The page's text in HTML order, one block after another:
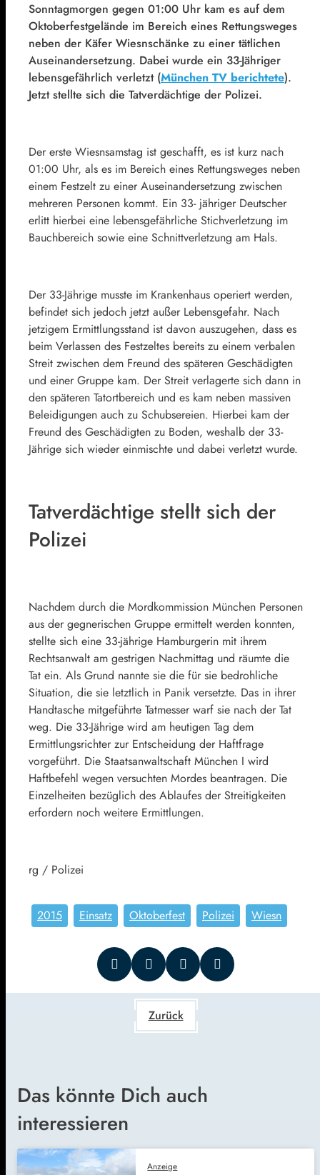
Sonntagmorgen gegen 01:00 Uhr kam es auf dem
Oktoberfestgelände im Bereich eines Rettungsweges
neben der Käfer Wiesnschänke zu einer tätlichen
Auseinandersetzung. Dabei wurde ein 33-Jähriger
lebensgefährlich verletzt (München TV berichtete).
Jetzt stellte sich die Tatverdächtige der Polizei.
Der erste Wiesnsamstag ist geschafft, es ist kurz nach
01:00 Uhr, als es im Bereich eines Rettungsweges neben
einem Festzelt zu einer Auseinandersetzung zwischen
mehreren Personen kommt. Ein 33- jähriger Deutscher
erlitt hierbei eine lebensgefährliche Stichverletzung im
Bauchbereich sowie eine Schnittverletzung am Hals.
Der 33-Jährige musste im Krankenhaus operiert werden,
befindet sich jedoch jetzt außer Lebensgefahr. Nach
jetzigem Ermittlungsstand ist davon auszugehen, dass es
beim Verlassen des Festzeltes bereits zu einem verbalen
Streit zwischen dem Freund des späteren Geschädigten
und einer Gruppe kam. Der Streit verlagerte sich dann in
den späteren Tatortbereich und es kam neben massiven
Beleidigungen auch zu Schubsereien. Hierbei kam der
Freund des Geschädigten zu Boden, weshalb der 33-
Jährige sich wieder einmischte und dabei verletzt wurde.
Tatverdächtige stellt sich der
Polizei
Nachdem durch die Mordkommission München Personen
aus der gegnerischen Gruppe ermittelt werden konnten,
stellte sich eine 33-jährige Hamburgerin mit ihrem
Rechtsanwalt am gestrigen Nachmittag und räumte die
Tat ein. Als Grund nannte sie die für sie bedrohliche
Situation, die sie letztlich in Panik versetzte. Das in ihrer
Handtasche mitgeführte Tatmesser warf sie nach der Tat
weg. Die 33-Jährige wird am heutigen Tag dem
Ermittlungsrichter zur Entscheidung der Haftfrage
vorgeführt. Die Staatsanwaltschaft München I wird
Haftbefehl wegen versuchten Mordes beantragen. Die
Einzelheiten bezüglich des Ablaufes der Streitigkeiten
erfordern noch weitere Ermittlungen.
rg / Polizei
2015 Einsatz Oktoberfest Polizei Wiesn
Zurück
Das könnte Dich auch
interessieren
Anzeige